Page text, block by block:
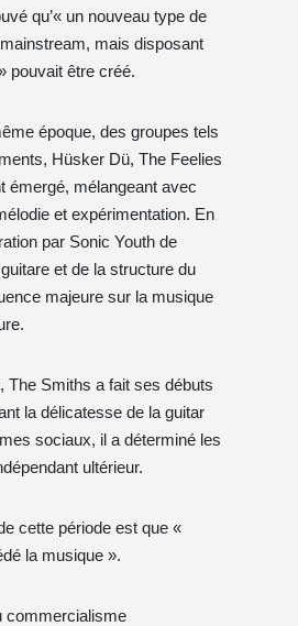
qu’« un nouveau type de
mais disposant
pouvait être créé.
époque, des groupes tels
Hüsker Dü, The Feelies
émergé, mélangeant avec
et expérimentation. En
par Sonic Youth de
et de la structure du
majeure sur la musique
The Smiths a fait ses débuts
la délicatesse de la guitar
sociaux, il a déterminé les
ultérieur.
cette période est que «
la musique ».
commercialisme